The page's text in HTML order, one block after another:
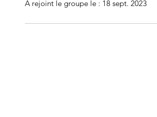
A rejoint le groupe le : 18 sept. 2023